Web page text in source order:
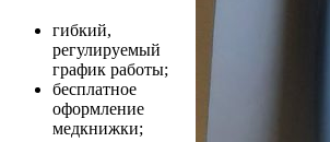
гибкий,
регулируемый
график работы;
бесплатное
оформление
медкнижки;